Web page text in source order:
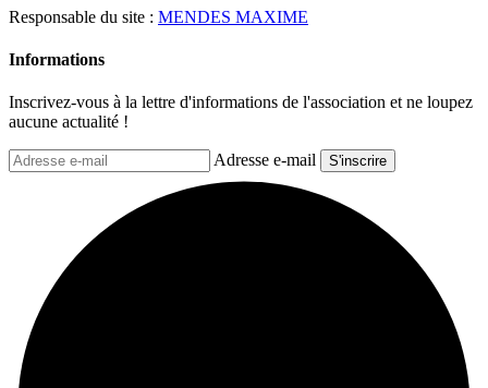
Responsable du site : MENDES MAXIME
Informations
Inscrivez-vous à la lettre d'informations de l'association et ne loupez
aucune actualité !
Adresse e-mail